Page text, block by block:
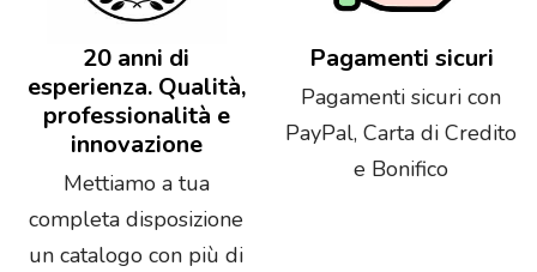
20 anni di
esperienza. Qualità,
professionalità e
innovazione
Mettiamo a tua
completa disposizione
un catalogo con più di
Pagamenti sicuri
Pagamenti sicuri con
PayPal, Carta di Credito
e Bonifico